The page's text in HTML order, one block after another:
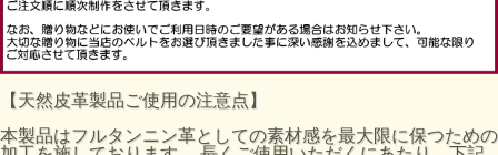
【天然皮革製品ご使用の注意点】
本製品はフルタンニン革としての素材感を最大限に保つための